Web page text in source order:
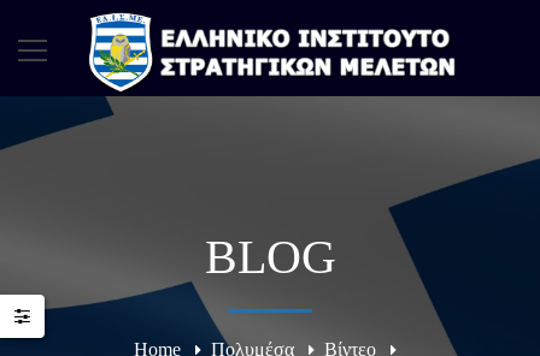
BLOG
Home Πολυμέσα
Βίντεο